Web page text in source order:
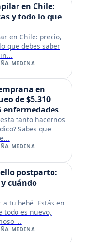
en Chile:
y todo lo que
en Chile: precio,
que debes saber
MEDINA
en
de $5.310
enfermedades
tanto hacernos
Sabes que
MEDINA
postparto:
cuándo
a tu bebé. Estás en
todo es nuevo,
...
MEDINA